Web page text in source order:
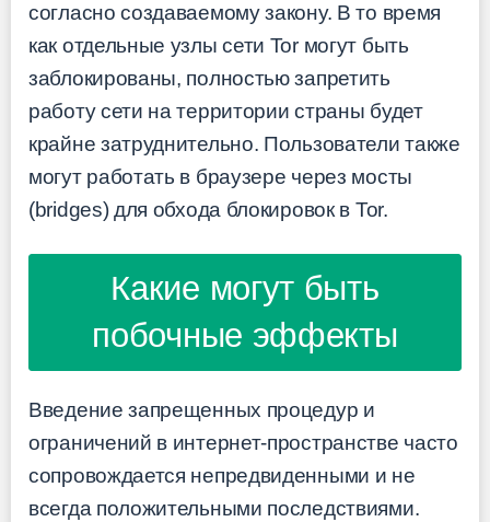
согласно создаваемому закону. В то время
как отдельные узлы сети Tor могут быть
заблокированы, полностью запретить
работу сети на территории страны будет
крайне затруднительно. Пользователи также
могут работать в браузере через мосты
(bridges) для обхода блокировок в Tor.
Какие могут быть
побочные эффекты
Введение запрещенных процедур и
ограничений в интернет-пространстве часто
сопровождается непредвиденными и не
всегда положительными последствиями.